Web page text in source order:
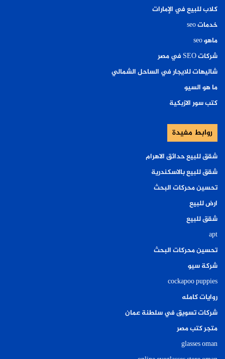
كلاب للبيع في الإمارات
خدمات seo
ماهو seo
شركات SEO في مصر
شاليهات للايجار في الساحل الشمالي
ما هو السيو
كتب سور الازبكية
روابط مفيدة
شقق للبيع حدائق الاهرام
شقق للبيع بالاسكندرية
تحسين محركات البحث
ارض للبيع
شقق للبيع
apt
تحسين محركات البحث
شركة سيو
cockapoo puppies
روايات كامله
شركات تسويق في سلطنة عمان
متجر كتب مصر
glasses oman